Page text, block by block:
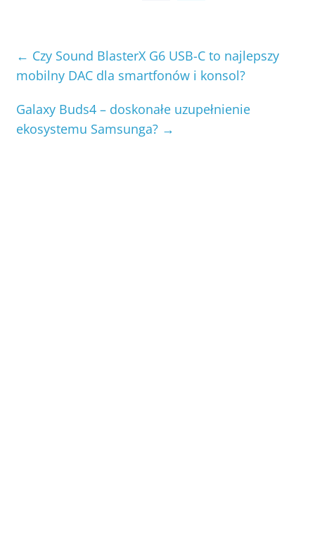
← Czy Sound BlasterX G6 USB-C to najlepszy
mobilny DAC dla smartfonów i konsol?
Galaxy Buds4 – doskonałe uzupełnienie
ekosystemu Samsunga? →